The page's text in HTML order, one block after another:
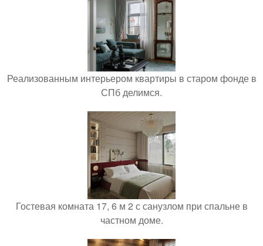
Реализованным интерьером квартиры в старом фонде в
СПб делимся.
Гостевая комната 17, 6 м 2 с санузлом при спальне в
частном доме.